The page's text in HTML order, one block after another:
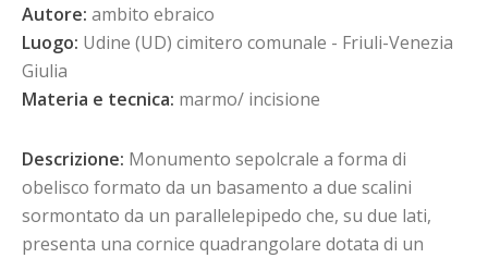
Autore: ambito ebraico
Luogo: Udine (UD) cimitero comunale - Friuli-Venezia
Giulia
Materia e tecnica: marmo/ incisione
Descrizione: Monumento sepolcrale a forma di
obelisco formato da un basamento a due scalini
sormontato da un parallelepipedo che, su due lati,
presenta una cornice quadrangolare dotata di un